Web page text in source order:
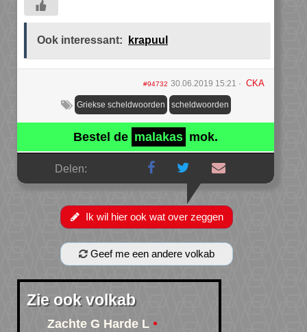
Ook interessant: krapuul
#94732 30.06.2019 15:21 CKA
Griekse scheldwoorden scheldwoorden
Bestel de malakas mok.
Delen:
Ik wil hier ook wat over zeggen
Geef me een andere volkab
Zie ook volkab
Zachte G Harde L